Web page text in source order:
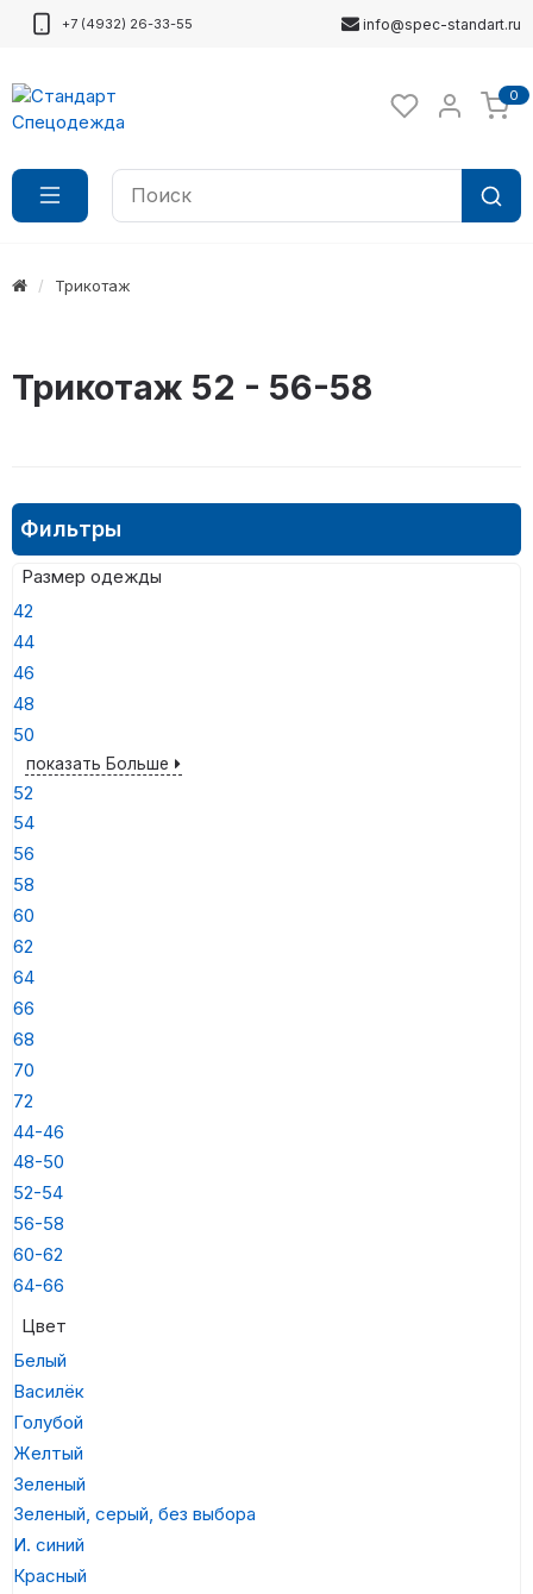
+7 (4932) 26-33-55 info@spec-standart.ru
0
Трикотаж
Трикотаж 52 - 56-58
Фильтры
Размер одежды
42
44
46
48
50
показать Больше
52
54
56
58
60
62
64
66
68
70
72
44-46
48-50
52-54
56-58
60-62
64-66
Цвет
Белый
Василёк
Голубой
Желтый
Зеленый
Зеленый, серый, без выбора
И. синий
Красный